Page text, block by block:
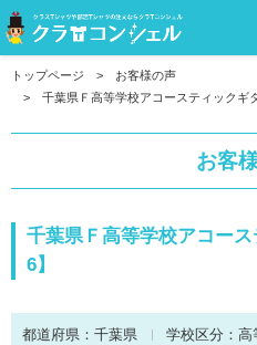
トップページ
お客様の声
千葉県Ｆ高等学校アコースティックギ
お客
千葉県Ｆ高等学校アコー
6】
都道府県： 千葉県 学校区分： 高